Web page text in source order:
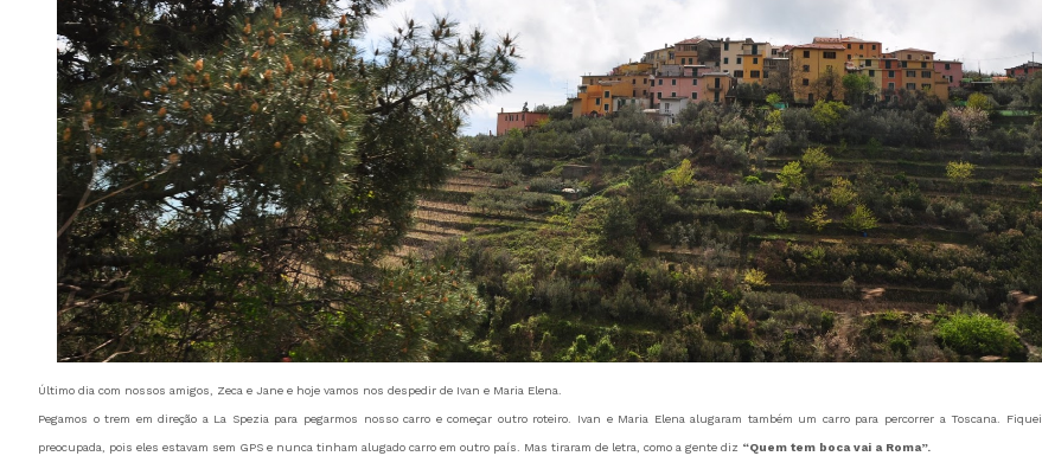
Último dia com nossos amigos, Zeca e Jane e hoje vamos nos despedir de Ivan e Maria Elena.
Pegamos o trem em direção a La Spezia para pegarmos nosso carro e começar outro roteiro. Ivan e Maria Elena alugaram também um carro para percorrer a Toscana. Fiquei
preocupada, pois eles estavam sem GPS e nunca tinham alugado carro em outro país. Mas tiraram de letra, como a gente diz “Quem tem boca vai a Roma”.